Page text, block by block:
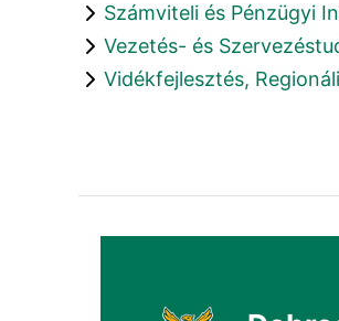
Számviteli és Pénzügyi
Vezetés- és
Vidékfejlesztés,